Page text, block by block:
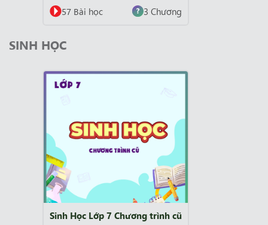
57 Bài học
3 Chương
SINH HỌC
Sinh Học Lớp 7 Chương trình cũ